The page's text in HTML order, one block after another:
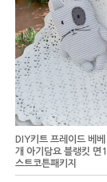
DIY키트 프레이드 베
개 아기담요 블랭킷 면
스트코튼패키지